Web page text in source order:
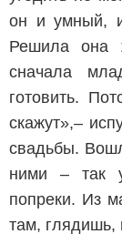
он и умный,
Решила она
сначала
готовить.
скажут»,–
свадьбы.
ними – так
попреки. Из
там, глядишь,